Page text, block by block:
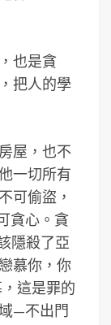
也是貪
把人的學
屋，也不
一切所有
可偷盜，
貪心。貪
隱殺了亞
慕你，你
這是罪的
—不出門